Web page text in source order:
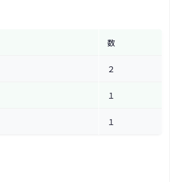
数
２
１
１